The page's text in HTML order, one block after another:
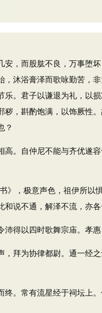
而股肱不良，万事堕
沐浴膏泽而歌咏勤苦，
。君子以谦退为礼，以
，斟酌饱满，以饰厥性
？
自仲尼不能与齐优遂容
，极意声色，祖伊所以
说不通，解泽不流，亦
以四时歌舞宗庙。孝惠
为协律都尉。通一经之
常有流星经于祠坛上